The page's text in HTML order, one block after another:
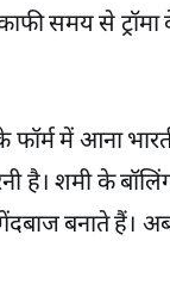
समय से
में आना
है। शमी के
बनाते हैं।